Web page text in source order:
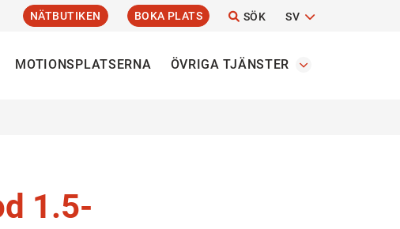
NÄTBUTIKEN BOKA PLATS SÖK SV
MOTIONSPLATSERNA ÖVRIGA TJÄNSTER
1.5-